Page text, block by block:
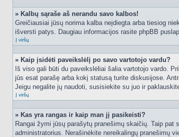
» Kalbų sąraše aš nerandu savo kalbos!
Greičiausiai jūsų norima kalba neįdiegta arba tiesiog
išversti patys. Daugiau informacijos rasite phpBB
Į viršų
» Kaip įsidėti paveikslėlį po savo vartotojo vardu?
Iš viso gali būti du paveikslėliai šalia vartotojo vardo.
jūs esat parašę arba kokį statusą turite diskusijose.
Jeigu negalite jų naudoti, susisiekite su juo ir
Į viršų
» Kas yra rangas ir kaip man jį pasikeisti?
Rangai žymi jūsų parašytų pranešimų skaičių. Taip
administratorius. Nerašinėkite nereikalingų pranešimų